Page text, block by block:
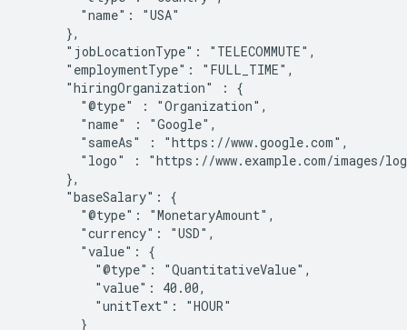
        "name": "USA"
      },
      "jobLocationType": "TELECOMMUTE",
      "employmentType": "FULL_TIME",
      "hiringOrganization" : {
        "@type" : "Organization",
        "name" : "Google",
        "sameAs" : "https://www.google.com",
"logo" : "https://www.example.com/images/
      },
      "baseSalary": {
        "@type": "MonetaryAmount",
        "currency": "USD",
        "value": {
          "@type": "QuantitativeValue",
          "value": 40.00,
          "unitText": "HOUR"
        }